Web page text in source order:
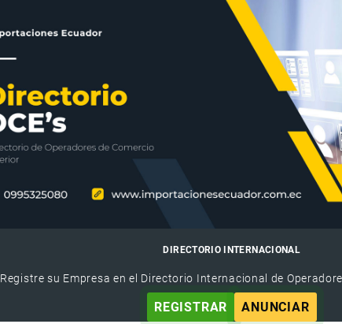
DIRECTORIO INTERNACIONAL
Registre su Empresa en el Directorio Internacional de
REGISTRAR ANUNCIAR